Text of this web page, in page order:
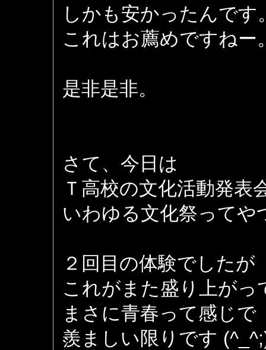
しかも安かったんです
これはお薦めですねー
是非是非。
さて、今日は
Ｔ高校の文化活動発表
いわゆる文化祭ってや
２回目の体験でしたが
これがまた盛り上がっ
まさに青春って感じで
羨ましい限りです